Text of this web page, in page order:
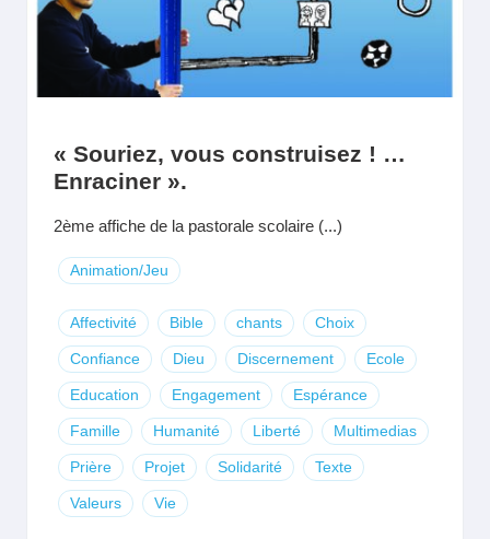
« Souriez, vous construisez ! …
Enraciner ».
2ème affiche de la pastorale scolaire (...)
Animation/Jeu
Affectivité Bible chants Choix
Confiance Dieu Discernement Ecole
Education Engagement Espérance
Famille Humanité Liberté Multimedias
Prière Projet Solidarité Texte
Valeurs Vie